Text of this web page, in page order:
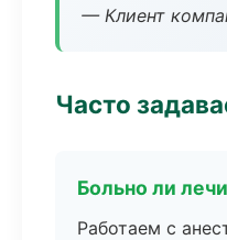
— Клиент
Часто
Больно ли
Работаем с